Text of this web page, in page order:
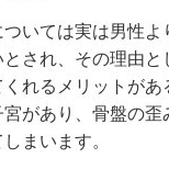
いては実は男性
され、その理由
れるメリットが
があり、骨盤の
まいます。